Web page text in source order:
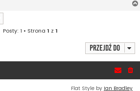
Posty: 1 • Strona 1 z 1
Przejdź do
Flat Style by Ian Bradley